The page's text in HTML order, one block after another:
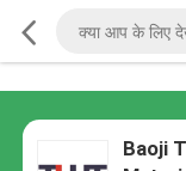
Baoji